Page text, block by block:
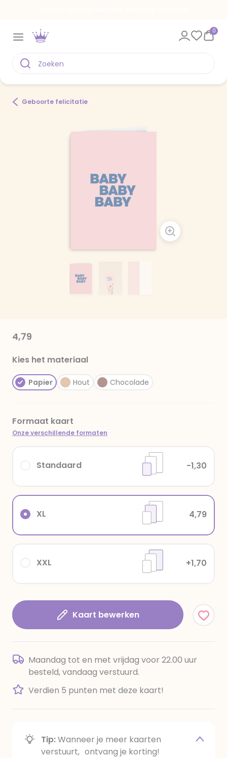
0
Geboorte felicitatie
4,79
Kies het materiaal
Hout Chocolade
Papier
Formaat kaart
Onze verschillende formaten
Standaard -1,30
XXL +1,70
XL 4,79
Kaart bewerken
Maandag tot en met vrijdag voor 22.00 uur
besteld, vandaag verstuurd.
Verdien 5 punten met deze kaart!
Tip:Wanneer je meer kaarten
verstuurt, ontvang je korting!